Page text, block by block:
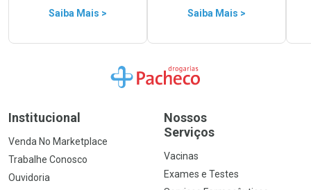
Saiba Mais > Saiba Mais >
Ir para a Home
Institucional
Venda No Marketplace
Trabalhe Conosco
Ouvidoria
Nossos
Serviços
Vacinas
Exames e Testes